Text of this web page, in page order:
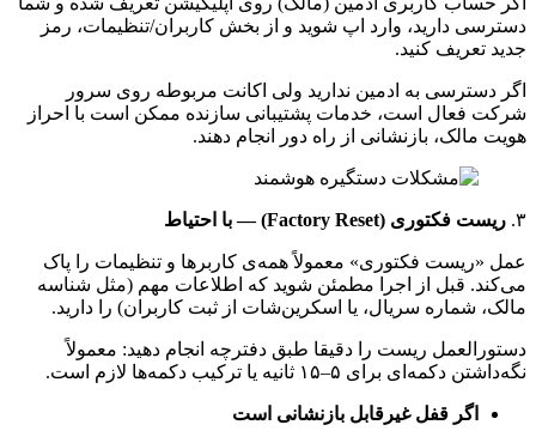
دسترسی دارید، وارد اپ شوید و از بخش کاربران/تنظیمات، رمز
جدید تعریف کنید.
اگر دسترسی به ادمین ندارید ولی اکانت مربوطه روی سرور
شرکت فعال است، خدمات پشتیبانی سازنده ممکن است با احراز
هویت مالک، بازنشانی از راه دور انجام دهند.
۳. ریست فکتوری (Factory Reset) — با احتیاط
عمل «ریست فکتوری» معمولاً همه‌ی کاربرها و تنظیمات را پاک
می‌کند. قبل از اجرا مطمئن شوید که اطلاعات مهم (مثل شناسه‌
مالک، شماره سریال، یا اسکرین‌شات از ثبت کاربران) را دارید.
دستورالعمل ریست را دقیقا طبق دفترچه انجام دهید: معمولاً
نگه‌داشتن دکمه‌ای برای ۵–۱۵ ثانیه یا ترکیب دکمه‌ها لازم است.
اگر قفل غیرقابل بازنشانی است